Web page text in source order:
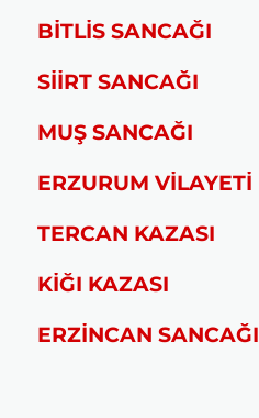
BİTLİS SANCAĞI
SİİRT SANCAĞI
MUŞ SANCAĞI
ERZURUM VİLAYETİ
TERCAN KAZASI
KİĞI KAZASI
ERZİNCAN SANCAĞI